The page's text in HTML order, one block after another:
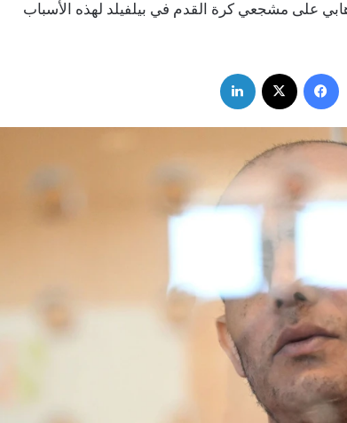
على مشجعي كرة القدم في بيلفيلد لهذه الأسباب
فيسبوك